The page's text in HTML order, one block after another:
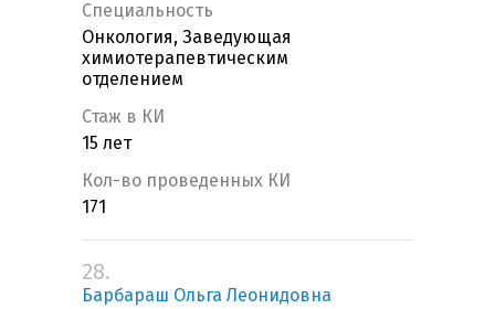
Специальность
Онкология, Заведующая
химиотерапевтическим
отделением
Стаж в КИ
15 лет
Кол-во проведенных КИ
171
28.
Барбараш Ольга Леонидовна